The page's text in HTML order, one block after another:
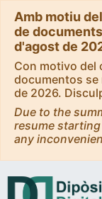
Amb motiu
de
d'agost de
Con motivo del
documentos se
de 2026.
Due to the
resume
any